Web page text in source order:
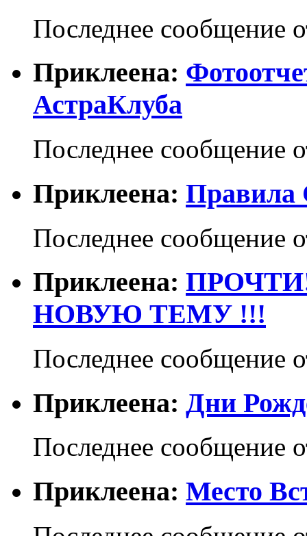
Последнее сообщение
Приклеена:
АстраКлуба
Последнее сообщение
Приклеена: Правила
Последнее сообщение
Приклеена: ПРОЧТИ!!
НОВУЮ ТЕМУ !!!
Последнее сообщение
Приклеена: Дни
Последнее сообщение
Приклеена: Место